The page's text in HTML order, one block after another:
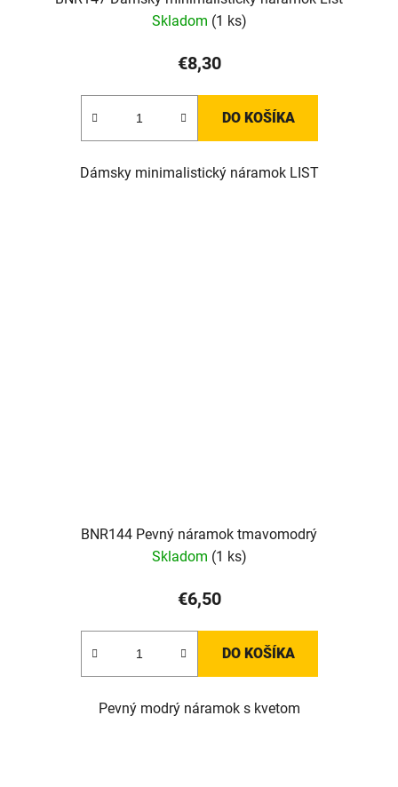
Skladom (1 ks)
€8,30
DO KOŠÍKA
Dámsky minimalistický náramok LIST
BNR144 Pevný náramok tmavomodrý
Skladom (1 ks)
€6,50
DO KOŠÍKA
Pevný modrý náramok s kvetom